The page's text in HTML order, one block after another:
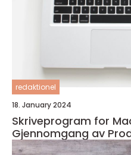
redaktionel
18. January 2024
Skriveprogram for
Gjennomgang av